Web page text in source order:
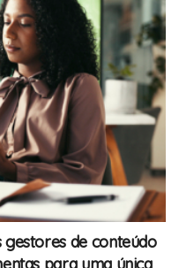
gestores de conteúdo
para uma única